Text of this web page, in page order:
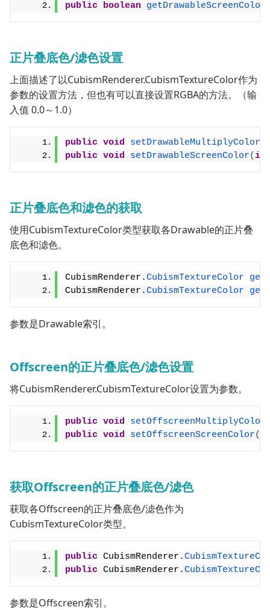
public
boolean
正片叠底色/滤色设置
上面描述了以CubismRenderer.CubismTextureColor作为
参数的设置方法，但也有可以直接设置RGBA的方法。（输
入值 0.0～1.0）
public void setDrawableMultiplyColor
public void setDrawableScreenColor(
正片叠底色和滤色的获取
使用CubismTextureColor类型获取各Drawable的正片叠
底色和滤色。
CubismRenderer.CubismTextureColor
CubismRenderer.CubismTextureColor
参数是Drawable索引。
Offscreen的正片叠底色/滤色设置
将CubismRenderer.CubismTextureColor设置为参数。
public void setOffscreenMultiplyColor
public void setOffscreenScreenColor(
获取Offscreen的正片叠底色/滤色
获取各Offscreen的正片叠底色/滤色作为
CubismTextureColor类型。
public CubismRenderer.
public CubismRenderer.
参数是Offscreen索引。